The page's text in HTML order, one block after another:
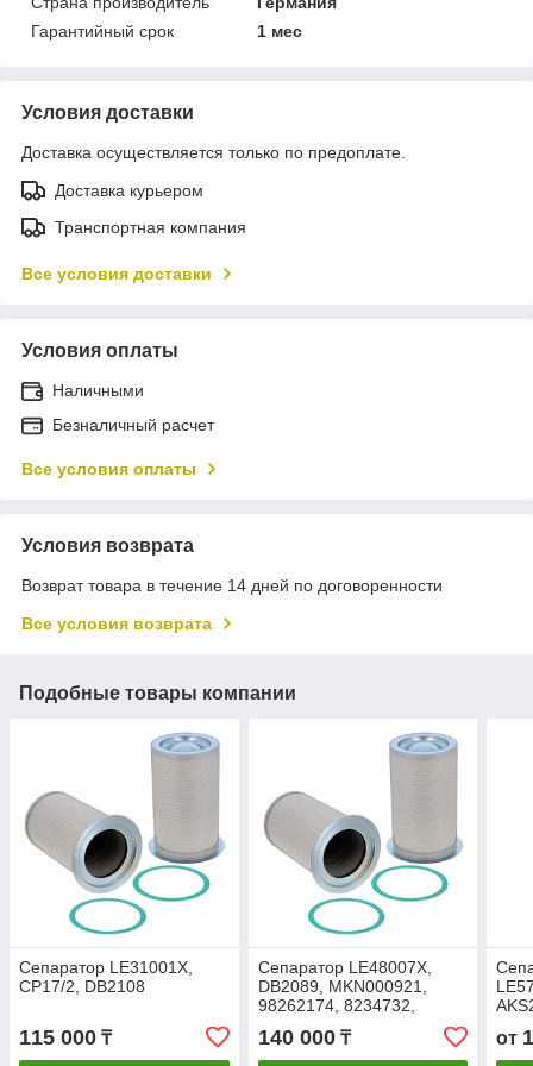
Гарантийный срок
1 мес
Условия доставки
Доставка осуществляется только по предоплате.
Доставка курьером
Транспортная компания
Все условия доставки
Условия оплаты
Наличными
Безналичный расчет
Все условия оплаты
Условия возврата
Возврат товара в течение 14 дней по договоренности
Все условия возврата
Подобные товары компании
Сепаратор LE31001X,
СР17/2, DB2108
115 000 ₸
Сепаратор LE48007X,
DB2089, MKN000921,
98262174, 8234732,
43259600, 2300502,
91111006, СР28/2
140 000₸ от